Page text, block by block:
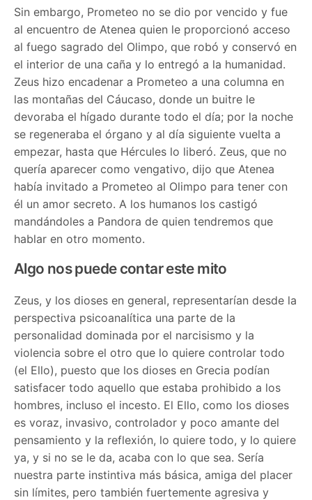
Sin embargo, Prometeo no se dio por vencido y fue
al encuentro de Atenea quien le proporcionó acceso
al fuego sagrado del Olimpo, que robó y conservó en
el interior de una caña y lo entregó a la humanidad.
Zeus hizo encadenar a Prometeo a una columna en
las montañas del Cáucaso, donde un buitre le
devoraba el hígado durante todo el día; por la noche
se regeneraba el órgano y al día siguiente vuelta a
empezar, hasta que Hércules lo liberó. Zeus, que no
quería aparecer como vengativo, dijo que Atenea
había invitado a Prometeo al Olimpo para tener con
él un amor secreto. A los humanos los castigó
mandándoles a Pandora de quien tendremos que
hablar en otro momento.
Algo nos puede contar este mito
Zeus, y los dioses en general, representarían desde la
perspectiva psicoanalítica una parte de la
personalidad dominada por el narcisismo y la
violencia sobre el otro que lo quiere controlar todo
(el Ello), puesto que los dioses en Grecia podían
satisfacer todo aquello que estaba prohibido a los
hombres, incluso el incesto. El Ello, como los dioses
es voraz, invasivo, controlador y poco amante del
pensamiento y la reflexión, lo quiere todo, y lo quiere
ya, y si no se le da, acaba con lo que sea. Sería
nuestra parte instintiva más básica, amiga del placer
sin límites, pero también fuertemente agresiva y